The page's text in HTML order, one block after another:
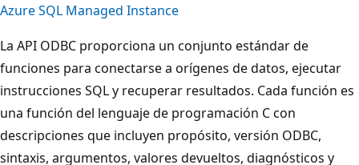
Azure SQL Managed Instance
La API ODBC proporciona un conjunto estándar de
funciones para conectarse a orígenes de datos, ejecutar
instrucciones SQL y recuperar resultados. Cada función es
una función del lenguaje de programación C con
descripciones que incluyen propósito, versión ODBC,
sintaxis, argumentos, valores devueltos, diagnósticos y